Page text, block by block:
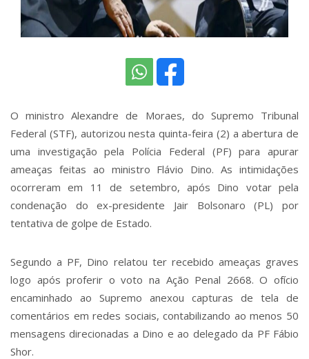
O ministro Alexandre de Moraes, do Supremo Tribunal
Federal (STF), autorizou nesta quinta-feira (2) a abertura de
uma investigação pela Polícia Federal (PF) para apurar
ameaças feitas ao ministro Flávio Dino. As intimidações
ocorreram em 11 de setembro, após Dino votar pela
condenação do ex-presidente Jair Bolsonaro (PL) por
tentativa de golpe de Estado.
Segundo a PF, Dino relatou ter recebido ameaças graves
logo após proferir o voto na Ação Penal 2668. O ofício
encaminhado ao Supremo anexou capturas de tela de
comentários em redes sociais, contabilizando ao menos 50
mensagens direcionadas a Dino e ao delegado da PF Fábio
Shor.